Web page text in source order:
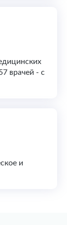
врачей - с
и